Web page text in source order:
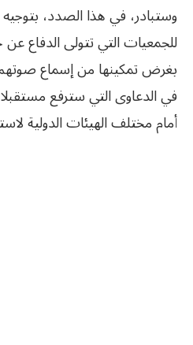
وستبادر، في هذا الصدد،
للجمعيات التي تتولى الدفاع
بغرض تمكينها من إسماع
في الدعاوى التي سترفع
أمام مختلف الهيئات الدولية